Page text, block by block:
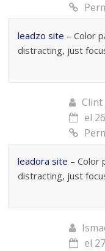
leadzo site – Color
distracting, just
el
leadora site – Color
distracting, just
el